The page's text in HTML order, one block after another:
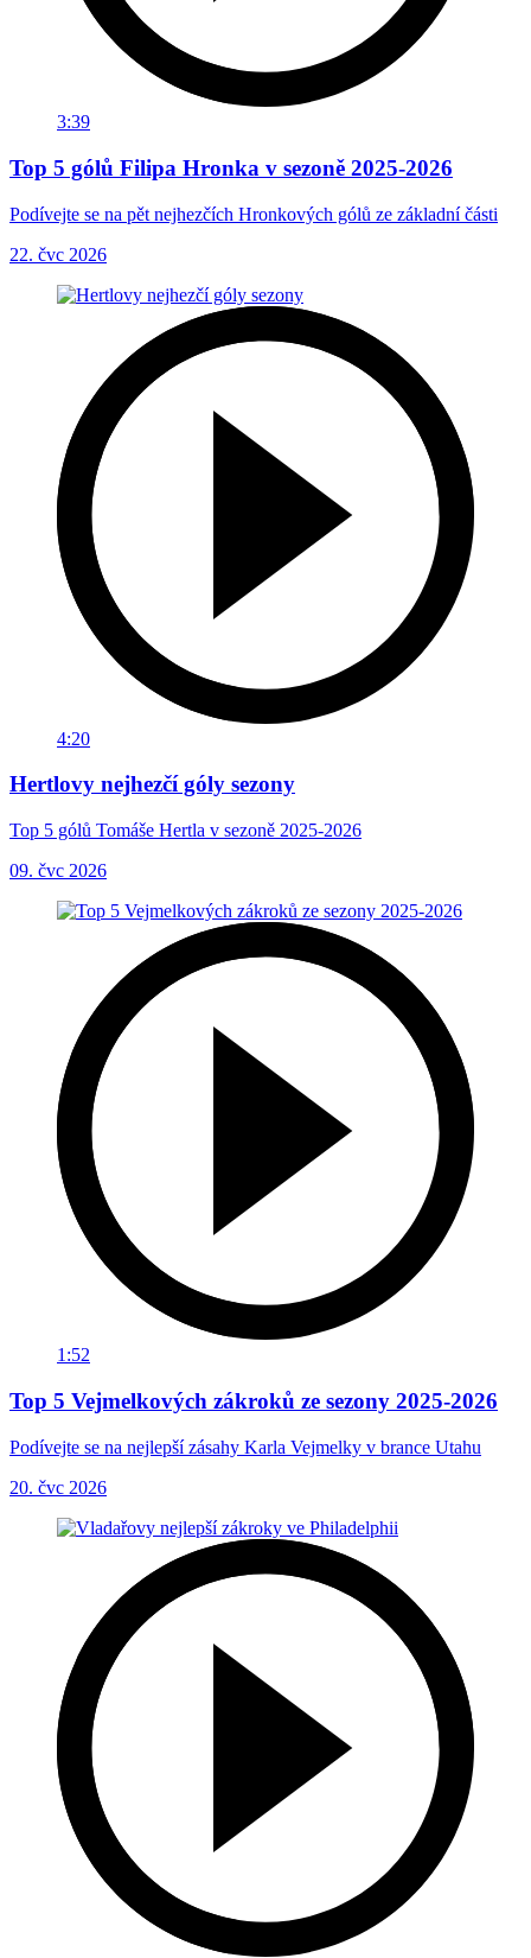
3:39
Top 5 gólů Filipa Hronka v sezoně 2025-2026
Podívejte se na pět nejhezčích Hronkových gólů ze základní části
22. čvc 2026
4:20
Hertlovy nejhezčí góly sezony
Top 5 gólů Tomáše Hertla v sezoně 2025-2026
09. čvc 2026
1:52
Top 5 Vejmelkových zákroků ze sezony 2025-2026
Podívejte se na nejlepší zásahy Karla Vejmelky v brance Utahu
20. čvc 2026